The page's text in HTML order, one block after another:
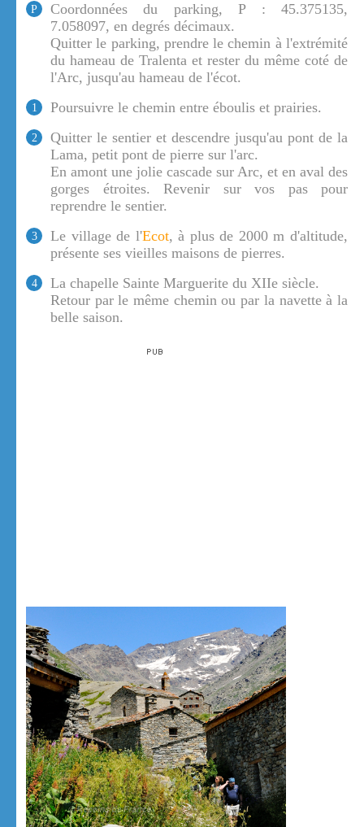
P
Coordonnées du parking, P : 45.375135,
7.058097, en degrés décimaux.
Quitter le parking, prendre le chemin à l'extrémité
du hameau de Tralenta et rester du même coté de
l'Arc, jusqu'au hameau de l'écot.
1 Poursuivre le chemin entre éboulis et prairies.
2
Quitter le sentier et descendre jusqu'au pont de la
Lama, petit pont de pierre sur l'arc.
En amont une jolie cascade sur Arc, et en aval des
gorges étroites. Revenir sur vos pas pour
reprendre le sentier.
3 Le village de l'Ecot, à plus de 2000 m d'altitude,
présente ses vieilles maisons de pierres.
4
La chapelle Sainte Marguerite du XIIe siècle.
Retour par le même chemin ou par la navette à la
belle saison.